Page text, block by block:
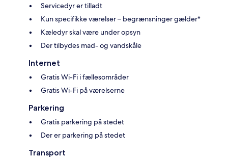
Servicedyr er tilladt
Kun specifikke værelser – begrænsninger gælder*
Kæledyr skal være under opsyn
Der tilbydes mad- og vandskåle
Internet
Gratis Wi-Fi i fællesområder
Gratis Wi-Fi på værelserne
Parkering
Gratis parkering på stedet
Der er parkering på stedet
Transport